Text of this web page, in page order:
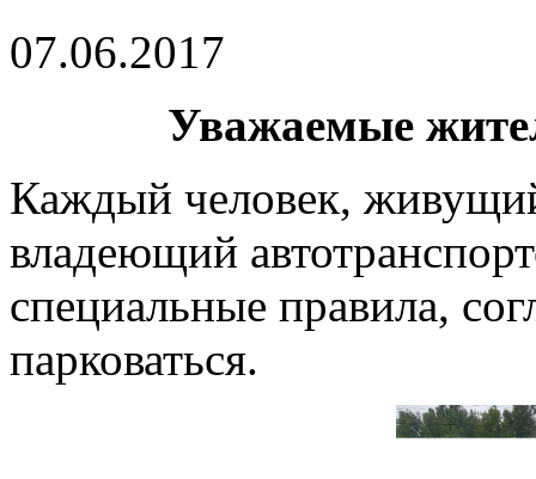
07.06.2017
Уважаемые
Каждый человек,
владеющий
специальные правила,
парковаться.